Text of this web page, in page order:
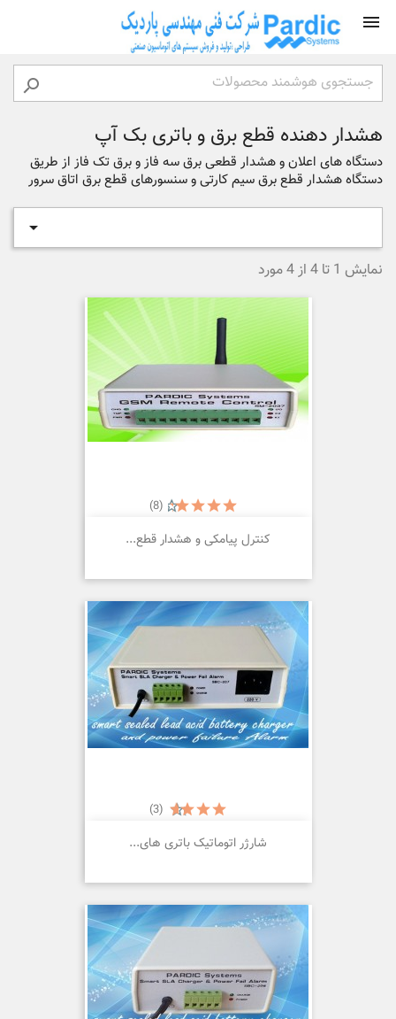


هشدار دهنده قطع برق و باتری بک آپ
دستگاه های اعلان و هشدار قطعی برق سه فاز و برق تک فاز از طریق
دستگاه هشدار قطع برق سیم کارتی و سنسورهای قطع برق اتاق سرور

نمایش 1 تا 4 از 4 مورد
کنترل پیامکی و هشدار قطع...
(8)
شارژر اتوماتیک باتری های...
(3)